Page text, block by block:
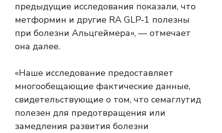
предыдущие исследования показали, что
метформин и другие RA GLP-1 полезны
при болезни Альцгеймера», — отмечает
она далее.
«Наше исследование предоставляет
многообещающие фактические данные,
свидетельствующие о том, что семаглутид
полезен для предотвращения или
замедления развития болезни